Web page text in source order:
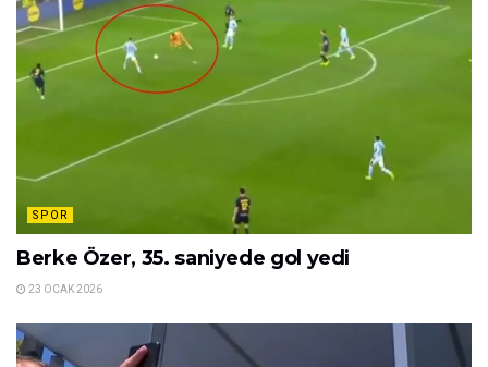
SPOR
Berke Özer, 35. saniyede gol yedi
23 OCAK 2026